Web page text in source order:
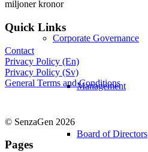
Corporate Governance
Management
Board of Directors
miljoner kronor
Quick Links
Contact
Privacy Policy (En)
Privacy Policy (Sv)
General Terms and Conditions
© SenzaGen 2026
Pages